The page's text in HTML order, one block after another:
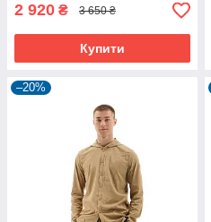
2 920 ₴ 3 650 ₴
Купити
–20%